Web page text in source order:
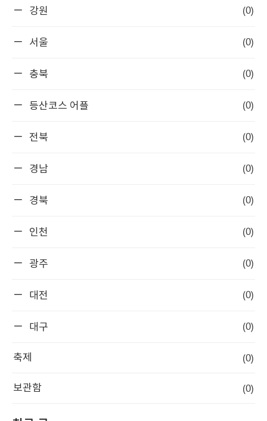
강원 (0)
서울 (0)
충북 (0)
등산코스 어플 (0)
전북 (0)
경남 (0)
경북 (0)
인천 (0)
광주 (0)
대전 (0)
대구 (0)
축제 (0)
보관함 (0)